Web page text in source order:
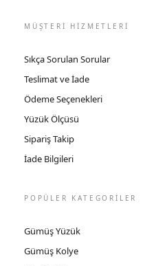
MÜŞTERİ HİZMETLERİ
Sıkça Sorulan Sorular
Teslimat ve İade
Ödeme Seçenekleri
Yüzük Ölçüsü
Sipariş Takip
İade Bilgileri
POPÜLER KATEGORİLER
Gümüş Yüzük
Gümüş Kolye